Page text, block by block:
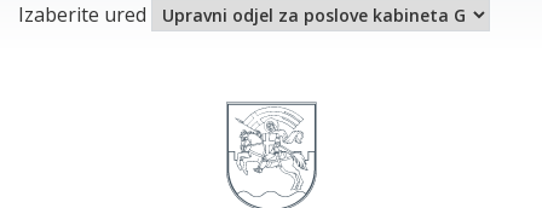
Izaberite ured